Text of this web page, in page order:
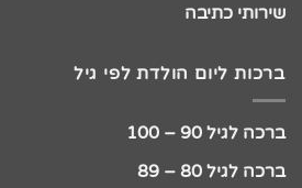
שירותי כתיבה
ברכות ליום הולדת לפי גיל
ברכה לגיל 90 – 100
ברכה לגיל 80 – 89